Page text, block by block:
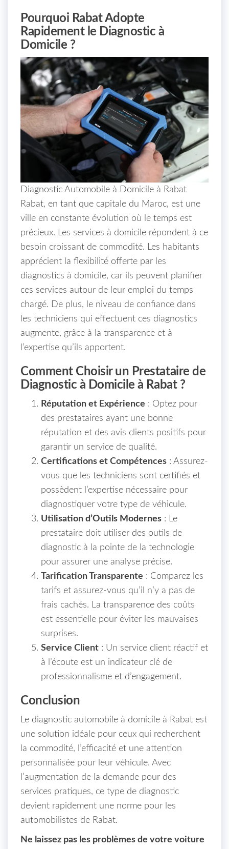
Pourquoi Rabat Adopte
Rapidement le Diagnostic à
Domicile ?
Diagnostic Automobile à Domicile à Rabat
Rabat, en tant que capitale du Maroc, est une
ville en constante évolution où le temps est
précieux. Les services à domicile répondent à ce
besoin croissant de commodité. Les habitants
apprécient la flexibilité offerte par les
diagnostics à domicile, car ils peuvent planifier
ces services autour de leur emploi du temps
chargé. De plus, le niveau de confiance dans
les techniciens qui effectuent ces diagnostics
augmente, grâce à la transparence et à
l’expertise qu’ils apportent.
Comment Choisir un Prestataire de
Diagnostic à Domicile à Rabat ?
Réputation et Expérience : Optez pour
des prestataires ayant une bonne
réputation et des avis clients positifs pour
garantir un service de qualité.
Certifications et Compétences : Assurez-
vous que les techniciens sont certifiés et
possèdent l’expertise nécessaire pour
diagnostiquer votre type de véhicule.
Utilisation d’Outils Modernes : Le
prestataire doit utiliser des outils de
diagnostic à la pointe de la technologie
pour assurer une analyse précise.
Tarification Transparente : Comparez les
tarifs et assurez-vous qu’il n’y a pas de
frais cachés. La transparence des coûts
est essentielle pour éviter les mauvaises
surprises.
Service Client : Un service client réactif et
à l’écoute est un indicateur clé de
professionnalisme et d’engagement.
Conclusion
Le diagnostic automobile à domicile à Rabat est
une solution idéale pour ceux qui recherchent
la commodité, l’efficacité et une attention
personnalisée pour leur véhicule. Avec
l’augmentation de la demande pour des
services pratiques, ce type de diagnostic
devient rapidement une norme pour les
automobilistes de Rabat.
Ne laissez pas les problèmes de votre voiture